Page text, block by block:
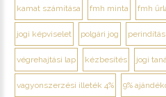
kamat számítása fmh minta fmh
jogi képviselet polgári jog perindítás
végrehajtási lap kézbesítés jogi
vagyonszerzési illeték 4% 9%